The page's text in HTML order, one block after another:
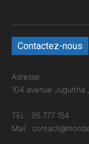
Contactez-nous
Adresse :
104 avenue Jugurtha
TEL : 95 777 154
Mail :